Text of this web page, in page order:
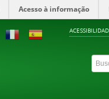
Acesso à informação